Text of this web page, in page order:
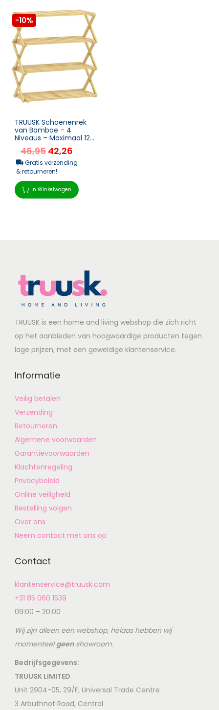
-10%
TRUUSK Schoenenrek
van Bamboe – 4
Niveaus – Maximaal 12
Paar Schoenen – Voor
Entre...
46,95 42,26
Gratis verzending
& retourneren!
In Winkelwagen
TRUUSK is een home and living webshop die zich richt
op het aanbieden van hoogwaardige producten tegen
lage prijzen, met een geweldige klantenservice.
Informatie
Veilig betalen
Verzending
Retourneren
Algemene voorwaarden
Garantievoorwaarden
Klachtenregeling
Privacybeleid
Online veiligheid
Bestelling volgen
Over ons
Neem contact met ons op
Contact
klantenservice@truusk.com
+31 85 060 1539
09:00 – 20:00
Wij zijn alleen een webshop, helaas hebben wij
momenteelgeenshowroom.
Bedrijfsgegevens:
TRUUSK LIMITED
Unit 2904-05, 29/F, Universal Trade Centre
3 Arbuthnot Road, Central